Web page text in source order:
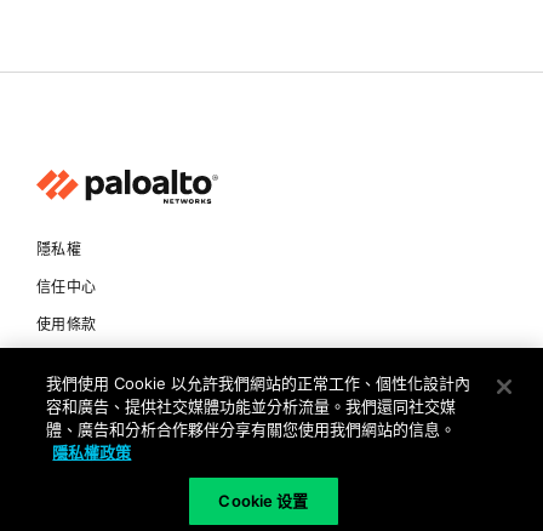
隱私權
信任中心
使用條款
Copyright © 2026 Palo Alto Networks. All Rights Reserved
我們使用 Cookie 以允許我們網站的正常工作、個性化設計內
容和廣告、提供社交媒體功能並分析流量。我們還同社交媒
體、廣告和分析合作夥伴分享有關您使用我們網站的信息。
隱私權政策
Cookie 设置